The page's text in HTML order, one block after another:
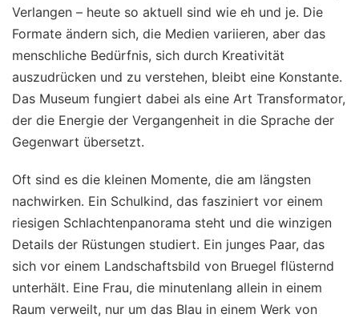
Verlangen – heute so aktuell sind wie eh und je. Die
Formate ändern sich, die Medien variieren, aber das
menschliche Bedürfnis, sich durch Kreativität
auszudrücken und zu verstehen, bleibt eine Konstante.
Das Museum fungiert dabei als eine Art Transformator,
der die Energie der Vergangenheit in die Sprache der
Gegenwart übersetzt.
Oft sind es die kleinen Momente, die am längsten
nachwirken. Ein Schulkind, das fasziniert vor einem
riesigen Schlachtenpanorama steht und die winzigen
Details der Rüstungen studiert. Ein junges Paar, das
sich vor einem Landschaftsbild von Bruegel flüsternd
unterhält. Eine Frau, die minutenlang allein in einem
Raum verweilt, nur um das Blau in einem Werk von